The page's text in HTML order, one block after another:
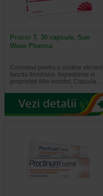
Procor T, 30 capsule, Sun
Wave Pharma
Conceput pentru a sustine eficient
functia tiroidiana. Ingrediente si
proprietati Mio-inozitol; Capsula…